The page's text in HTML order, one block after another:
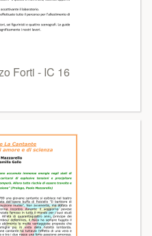
Forti - IC 16